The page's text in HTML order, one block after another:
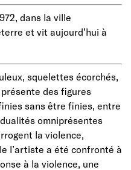
dans la ville
et vit aujourd’hui à
squelettes écorchés,
des figures
sans être finies, entre
omniprésentes
la violence,
l’artiste a été confronté à
à la violence, une